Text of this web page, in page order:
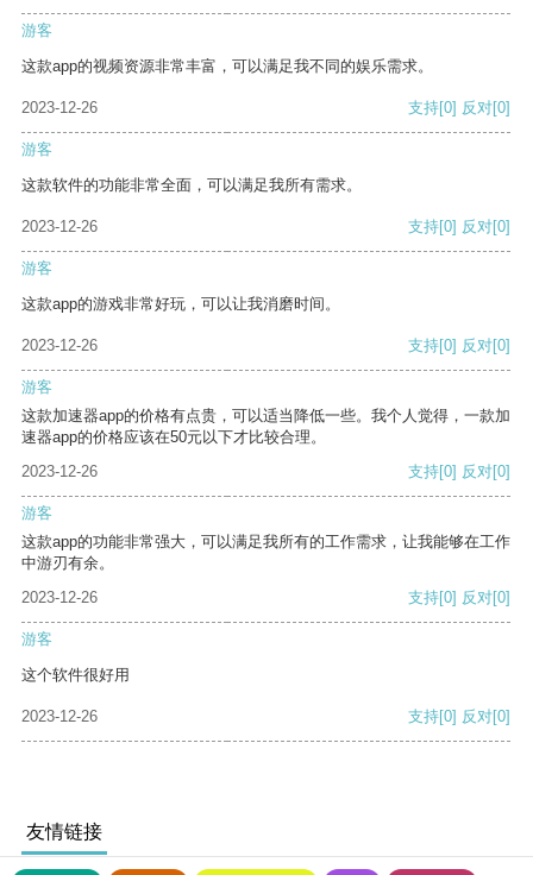
游客
这款app的视频资源非常丰富，可以满足我不同的娱乐需求。
2023-12-26 支持[0] 反对[0]
游客
这款软件的功能非常全面，可以满足我所有需求。
2023-12-26 支持[0] 反对[0]
游客
这款app的游戏非常好玩，可以让我消磨时间。
2023-12-26 支持[0] 反对[0]
游客
这款加速器app的价格有点贵，可以适当降低一些。我个人觉得，一款加
速器app的价格应该在50元以下才比较合理。
2023-12-26
支持[0] 反对[0]
游客
这款app的功能非常强大，可以满足我所有的工作需求，让我能够在工作
中游刃有余。
2023-12-26
支持[0] 反对[0]
游客
这个软件很好用
2023-12-26 支持[0] 反对[0]
友情链接